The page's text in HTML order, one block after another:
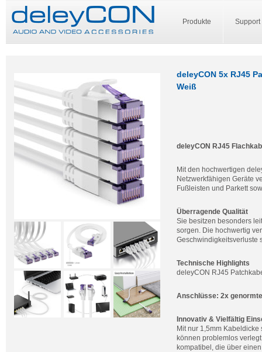
Produkte Support
deleyCON 5x RJ45
Weiß
deleyCON RJ45
Mit den hochwertigen
Netzwerkfähigen Geräte
Fußleisten und Parkett
Überragende Qualität
Sie besitzen besonders
sorgen. Die hochwertig
Geschwindigkeitsverluste
Technische Highlights
deleyCON RJ45
Anschlüsse: 2x
Innovativ & Vielfältig
Mit nur 1,5mm
können problemlos
kompatibel, die über